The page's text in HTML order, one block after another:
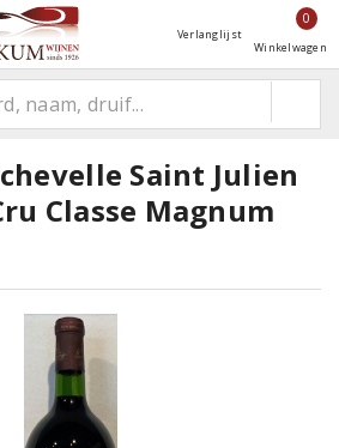
Verlanglijst
0
Winkelwagen
Saint Julien
Classe Magnum